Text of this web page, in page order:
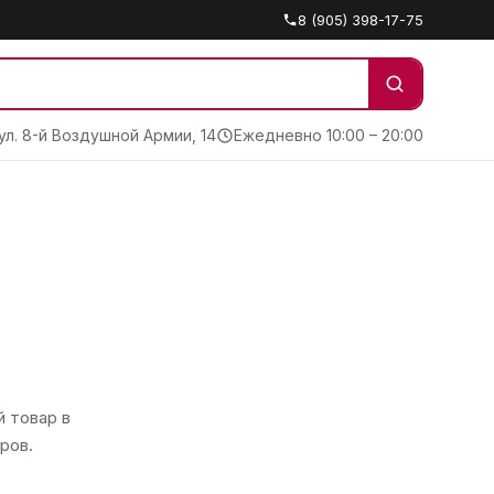
8 (905) 398-17-75
8-й Воздушной Армии, 14 Ежедневно 10:00 – 20:00
товар в